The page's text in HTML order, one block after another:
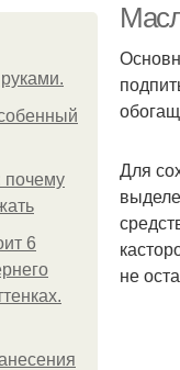
почему
6
Для
не